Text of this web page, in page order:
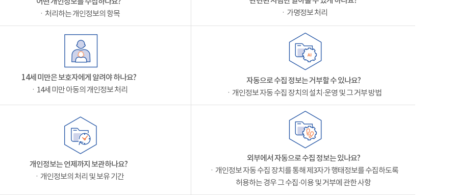
어떤 개인정보를 수집하나요?
ㆍ처리하는 개인정보의 항목
ㆍ가명정보 처리
14세 미만은 보호자에게 알려야 하나요?
ㆍ14세 미만 아동의 개인정보 처리
자동으로 수집 정보는 거부할 수 있나요?
ㆍ개인정보 자동 수집 장치의 설치·운영 및 그 거부 방법
개인정보는 언제까지 보관하나요?
ㆍ개인정보의 처리 및 보유 기간
외부에서 자동으로 수집 정보는 있나요?
ㆍ개인정보 자동 수집 장치를 통해 제3자가 행태정보를 수집하도록
허용하는 경우 그 수집·이용 및 거부에 관한 사항